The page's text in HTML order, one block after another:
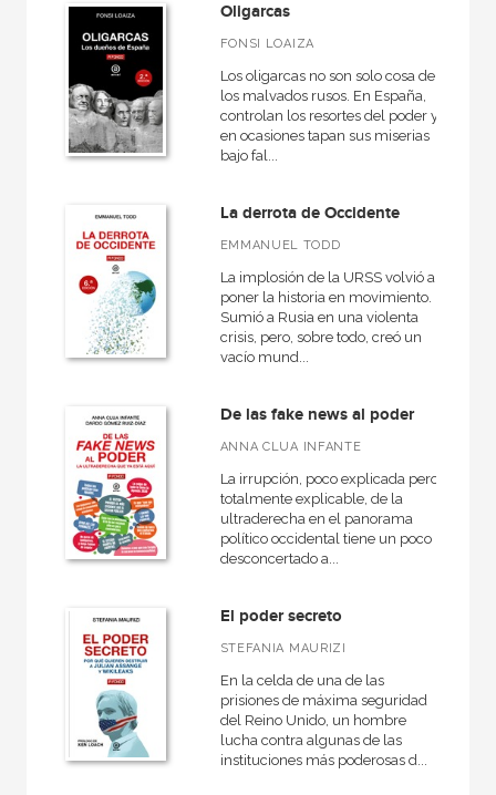
Oligarcas
FONSI LOAIZA
Los oligarcas no son solo cosa de
los malvados rusos. En España,
controlan los resortes del poder y
en ocasiones tapan sus miserias
bajo fal...
La derrota de Occidente
EMMANUEL TODD
La implosión de la URSS volvió a
poner la historia en movimiento.
Sumió a Rusia en una violenta
crisis, pero, sobre todo, creó un
vacío mund...
De las fake news al poder
ANNA CLUA INFANTE
La irrupción, poco explicada pero
totalmente explicable, de la
ultraderecha en el panorama
político occidental tiene un poco
desconcertado a...
El poder secreto
STEFANIA MAURIZI
En la celda de una de las
prisiones de máxima seguridad
del Reino Unido, un hombre
lucha contra algunas de las
instituciones más poderosas d...